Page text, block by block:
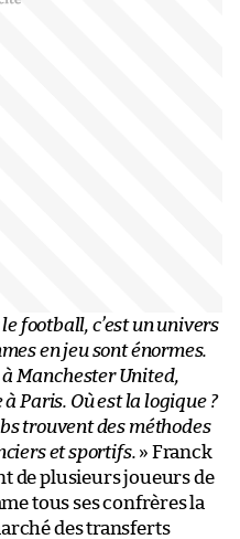
football, c’est un univers
en jeu sont énormes.
Manchester United,
Paris. Où est la logique ?
trouvent des méthodes
et sportifs. » Franck
de plusieurs joueurs de
tous ses confrères la
des transferts